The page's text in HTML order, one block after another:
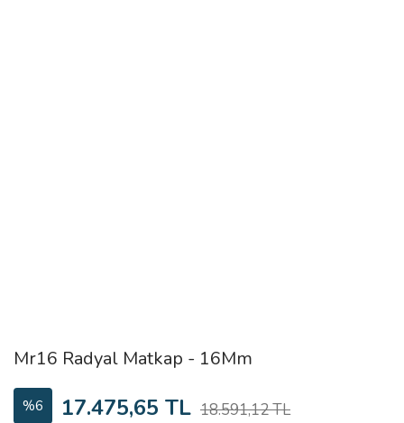
Mr16 Radyal Matkap - 16Mm
%6 17.475,65 TL 18.591,12 TL